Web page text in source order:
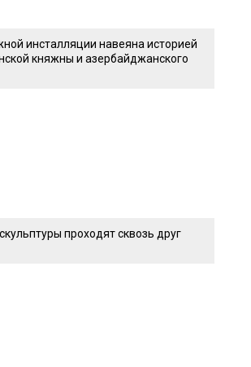
инсталляции навеяна историей
княжны и азербайджанского
проходят сквозь друг